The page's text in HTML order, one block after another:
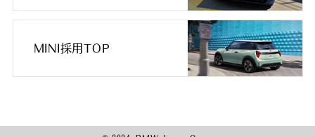
適切な取り扱いが行われないよう厳重に管理いたし
ます。
また、当社の採用活動の終了に伴い、当社の責任の
もとで適切に廃棄・消去いたします。お預かりした応
募書類は返却いたしませんので、予めご了承くださ
4. 個人情報の第三者提供について
MINI採用TOP